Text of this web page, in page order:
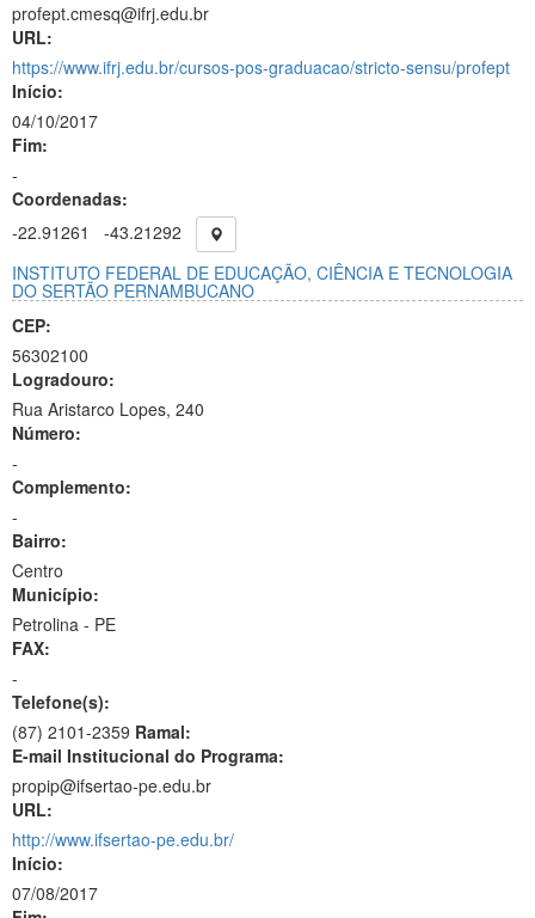
profept.cmesq@ifrj.edu.br
URL:
https://www.ifrj.edu.br/cursos-pos-graduacao/stricto-sensu/profept
Início:
04/10/2017
Fim:
-
Coordenadas:
-22.91261
-43.21292
INSTITUTO FEDERAL DE EDUCAÇÃO, CIÊNCIA E TECNOLOGIA
DO SERTÃO PERNAMBUCANO
CEP:
56302100
Logradouro:
Rua Aristarco Lopes, 240
Número:
-
Complemento:
-
Bairro:
Centro
Município:
Petrolina - PE
FAX:
-
Telefone(s):
(87) 2101-2359 Ramal:
E-mail Institucional do Programa:
propip@ifsertao-pe.edu.br
URL:
http://www.ifsertao-pe.edu.br/
Início:
07/08/2017